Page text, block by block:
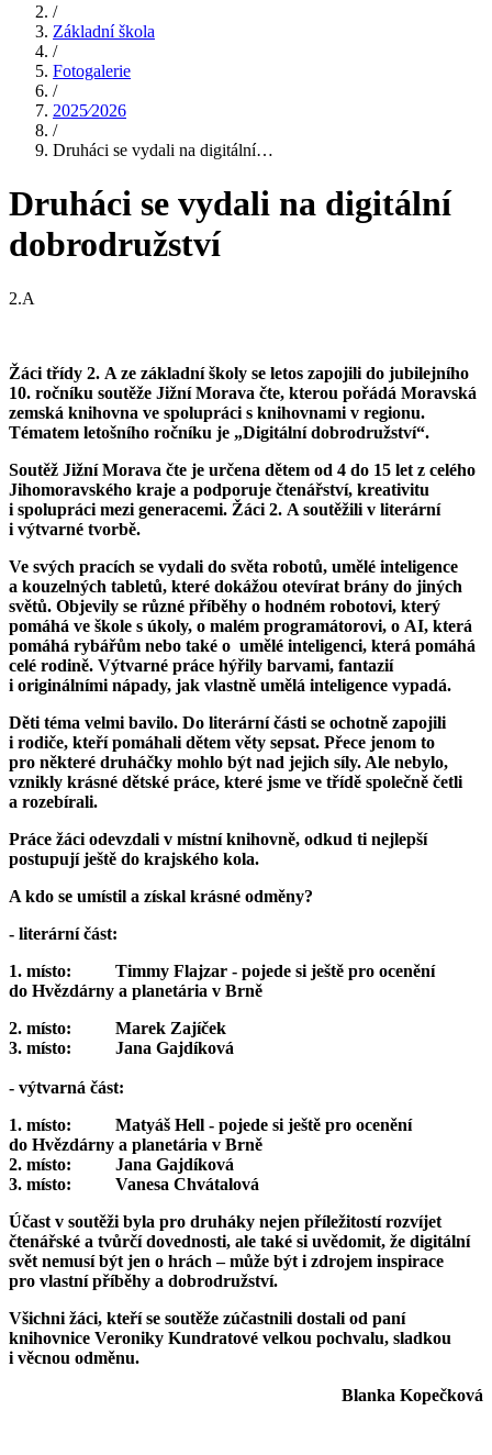
/
Základní škola
/
Fotogalerie
/
2025⁄2026
/
Druháci se vydali na digitální…
Druháci se vydali na digitální
dobrodružství
2.A
Žáci třídy 2. A ze základní školy se letos zapojili do jubilejního
10. ročníku soutěže Jižní Morava čte, kterou pořádá Moravská
zemská knihovna ve spolupráci s knihovnami v regionu.
Tématem letošního ročníku je „Digitální dobrodružství“.
Soutěž Jižní Morava čte je určena dětem od 4 do 15 let z celého
Jihomoravského kraje a podporuje čtenářství, kreativitu
i spolupráci mezi generacemi. Žáci 2. A soutěžili v literární
i výtvarné tvorbě.
Ve svých pracích se vydali do světa robotů, umělé inteligence
a kouzelných tabletů, které dokážou otevírat brány do jiných
světů. Objevily se různé příběhy o hodném robotovi, který
pomáhá ve škole s úkoly, o malém programátorovi, o AI, která
pomáhá rybářům nebo také o umělé inteligenci, která pomáhá
celé rodině. Výtvarné práce hýřily barvami, fantazií
i originálními nápady, jak vlastně umělá inteligence vypadá.
Děti téma velmi bavilo. Do literární části se ochotně zapojili
i rodiče, kteří pomáhali dětem věty sepsat. Přece jenom to
pro některé druháčky mohlo být nad jejich síly. Ale nebylo,
vznikly krásné dětské práce, které jsme ve třídě společně četli
a rozebírali.
Práce žáci odevzdali v místní knihovně, odkud ti nejlepší
postupují ještě do krajského kola.
A kdo se umístil a získal krásné odměny?
- literární část:
1. místo: Timmy Flajzar - pojede si ještě pro ocenění
do Hvězdárny a planetária v Brně
2. místo: Marek Zajíček
3. místo: Jana Gajdíková
- výtvarná část:
1. místo: Matyáš Hell - pojede si ještě pro ocenění
do Hvězdárny a planetária v Brně
2. místo: Jana Gajdíková
3. místo: Vanesa Chvátalová
Účast v soutěži byla pro druháky nejen příležitostí rozvíjet
čtenářské a tvůrčí dovednosti, ale také si uvědomit, že digitální
svět nemusí být jen o hrách – může být i zdrojem inspirace
pro vlastní příběhy a dobrodružství.
Všichni žáci, kteří se soutěže zúčastnili dostali od paní
knihovnice Veroniky Kundratové velkou pochvalu, sladkou
i věcnou odměnu.
Blanka Kopečková